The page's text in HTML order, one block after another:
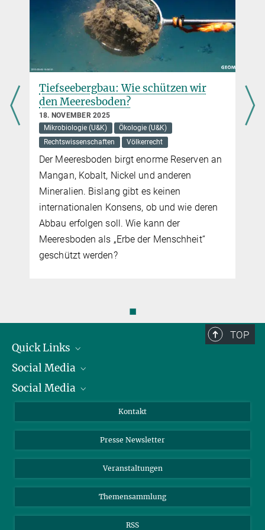
Center for Electromicrobiology, Abteilung für Biologie,
Universität Aarhus, Aarhus, Dänemark
Tiefseebergbau: Wie schützen wir
den Meeresboden?
18. NOVEMBER 2025
Mikrobiologie (U&K)
Ökologie (U&K)
Rechtswissenschaften
Völkerrecht
Der Meeresboden birgt enorme Reserven an
Mangan, Kobalt, Nickel und anderen
Mineralien. Bislang gibt es keinen
internationalen Konsens, ob und wie deren
Abbau erfolgen soll. Wie kann der
Meeresboden als „Erbe der Menschheit“
geschützt werden?
◼
TOP
Quick Links
Präsident
Zahlen und Fakten
Social Media
Bluesky
TikTok
Social Media
Instagram
YouTube
Kontakt
Presse Newsletter
Veranstaltungen
Themensammlung
RSS